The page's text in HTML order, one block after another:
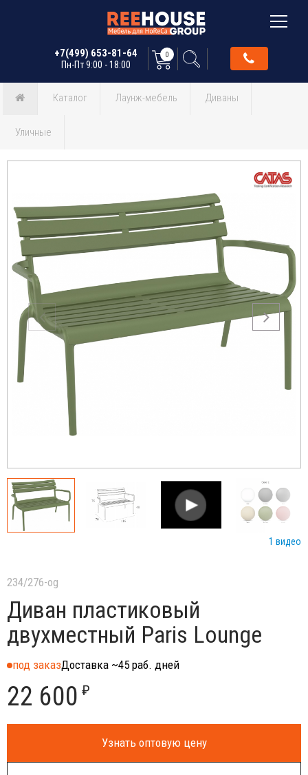
+7(499) 653-81-64
Пн-Пт 9:00 - 18:00
0
Каталог Лаунж-мебель Диваны
Уличные
1 видео
234/276-og
Диван пластиковый
двухместный Paris Lounge
под заказДоставка ~45 раб. дней
22 600 ₽
Узнать оптовую цену